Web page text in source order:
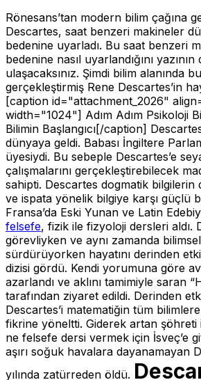
Rönesans’tan modern bilim çağına
Descartes, saat benzeri makineler
bedenine uyarladı. Bu saat benzeri
bedenine nasıl uyarlandığını yazının
ulaşacaksınız. Şimdi bilim alanında
gerçekleştirmiş Rene Descartes’in
[caption id="attachment_2026"
width="1024"] Adım Adım Psikoloji
Bilimin Başlangıcı[/caption]
dünyaya geldi. Babası İngiltere
üyesiydi. Bu sebeple Descartes’e
çalışmalarını gerçekleştirebilecek
sahipti. Descartes dogmatik bilgilerin
ve ispata yönelik bilgiye karşı güçlü
Fransa’da Eski Yunan ve Latin
felsefe, fizik ile fizyoloji dersleri aldı.
görevliyken ve aynı zamanda
sürdürüyorken hayatını derinden
dizisi gördü. Kendi yorumuna göre
azarlandı ve aklını tamimiyle saran
tarafından ziyaret edildi. Derinden
Descartes’i matematiğin tüm
fikrine yöneltti. Giderek artan şöhreti
ne felsefe dersi vermek için İsveç’e
aşırı soğuk havalara dayanamayan
yılında zatürreden öldü.